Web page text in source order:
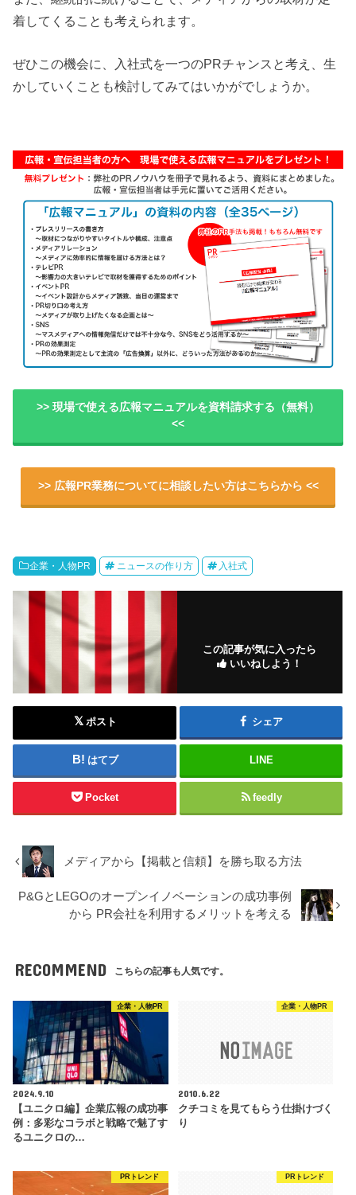
着してくることも考えられます。
ぜひこの機会に、入社式を一つのPRチャンスと考え、生
かしていくことも検討してみてはいかがでしょうか。
>> 現場で使える広報マニュアルを資料請求する（無料）
<<
>> 広報PR業務についてに相談したい方はこちらから <<
企業・人物PR ニュースの作り方 入社式
この記事が気に入ったら
いいねしよう！
ポスト シェア
はてブ LINE
Pocket feedly
メディアから【掲載と信頼】を勝ち取る方法
P&GとLEGOのオープンイノベーションの成功事例
から PR会社を利用するメリットを考える
RECOMMEND こちらの記事も人気です。
企業・人物PR
2024.9.10
【ユニクロ編】企業広報の成功事
例：多彩なコラボと戦略で魅了す
るユニクロの…
企業・人物PR
2010.6.22
クチコミを見てもらう仕掛けづく
り
PRトレンド PRトレンド